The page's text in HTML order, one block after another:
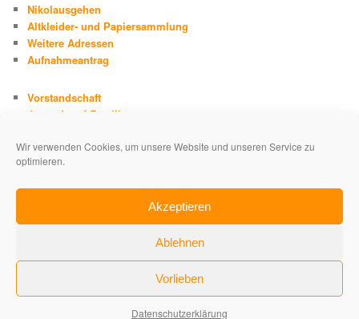
Wir verwenden Cookies, um unsere Website und unseren Service zu
optimieren.
Akzeptieren
Ablehnen
Vorlieben
Datenschutzerklärung
Nikolausgehen
Altkleider- und Papiersammlung
Weitere Adressen
Aufnahmeantrag
Vorstandschaft
Jugend und Familie
Adolph Kolping
Impressum